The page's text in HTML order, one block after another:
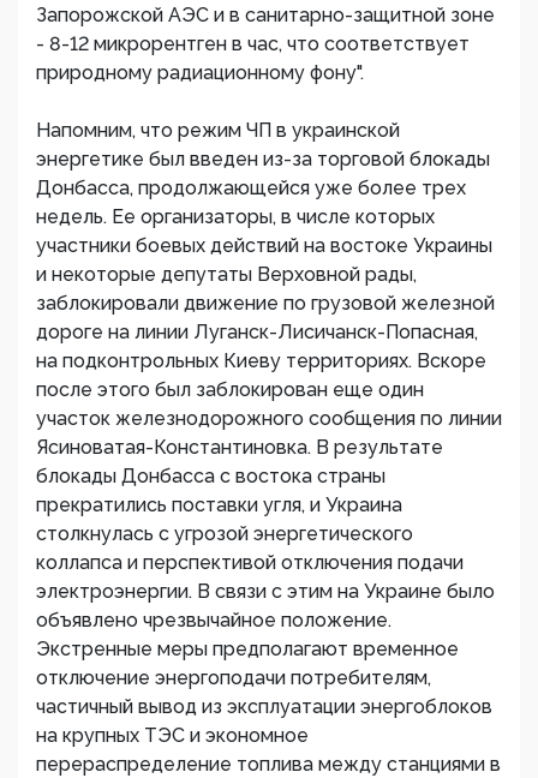
Запорожской АЭС и в санитарно-защитной зоне
- 8-12 микрорентген в час, что соответствует
природному радиационному фону".
Напомним, что режим ЧП в украинской
энергетике был введен из-за торговой блокады
Донбасса, продолжающейся уже более трех
недель. Ее организаторы, в числе которых
участники боевых действий на востоке Украины
и некоторые депутаты Верховной рады,
заблокировали движение по грузовой железной
дороге на линии Луганск-Лисичанск-Попасная,
на подконтрольных Киеву территориях. Вскоре
после этого был заблокирован еще один
участок железнодорожного сообщения по линии
Ясиноватая-Константиновка. В результате
блокады Донбасса с востока страны
прекратились поставки угля, и Украина
столкнулась с угрозой энергетического
коллапса и перспективой отключения подачи
электроэнергии. В связи с этим на Украине было
объявлено чрезвычайное положение.
Экстренные меры предполагают временное
отключение энергоподачи потребителям,
частичный вывод из эксплуатации энергоблоков
на крупных ТЭС и экономное
перераспределение топлива между станциями в